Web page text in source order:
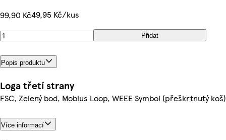
99,90 Kč49,95 Kč/kus
Přidat
Popis produktu
Loga třetí strany
FSC, Zelený bod, Mobius Loop, WEEE Symbol (přeškrtnutý koš)
Více informací